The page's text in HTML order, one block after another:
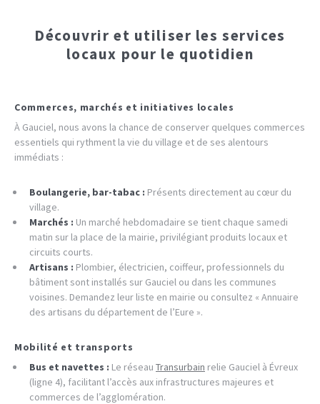
Découvrir et utiliser les services
locaux pour le quotidien
Commerces, marchés et initiatives locales
À Gauciel, nous avons la chance de conserver quelques commerces
essentiels qui rythment la vie du village et de ses alentours
immédiats :
Boulangerie, bar-tabac : Présents directement au cœur du
village.
Marchés : Un marché hebdomadaire se tient chaque samedi
matin sur la place de la mairie, privilégiant produits locaux et
circuits courts.
Artisans : Plombier, électricien, coiffeur, professionnels du
bâtiment sont installés sur Gauciel ou dans les communes
voisines. Demandez leur liste en mairie ou consultez « Annuaire
des artisans du département de l’Eure ».
Mobilité et transports
Bus et navettes : Le réseau Transurbain relie Gauciel à Évreux
(ligne 4), facilitant l’accès aux infrastructures majeures et
commerces de l’agglomération.